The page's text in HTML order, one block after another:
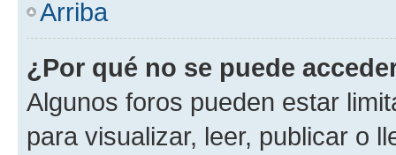
Arriba
¿Por qué no se puede
Algunos foros pueden estar
para visualizar, leer, publicar o